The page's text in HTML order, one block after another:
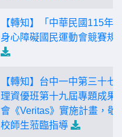
【轉知】「中華民國115年
身心障礙國民運動會競賽規
【轉知】台中一中第三十七
理資優班第十九屆專題成果
會《Veritas》實施計畫，敬
校師生蒞臨指導